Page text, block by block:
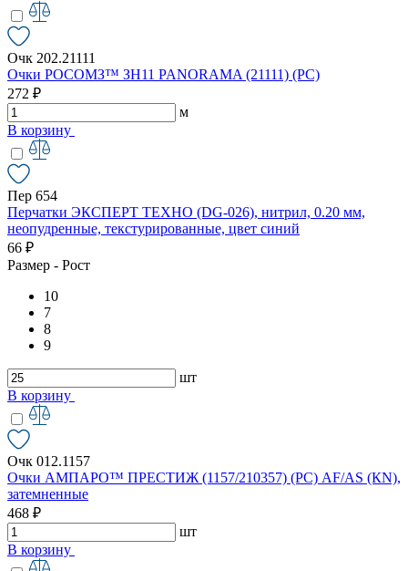
Очк 202.21111
Очки РОСОМЗ™ ЗН11 PANORAMA (21111) (РС)
272 ₽
м
В корзину
Пер 654
Перчатки ЭКСПЕРТ ТЕХНО (DG-026), нитрил, 0.20 мм,
неопудренные, текстурированные, цвет синий
66 ₽
Размер - Рост
10
7
8
9
шт
В корзину
Очк 012.1157
Очки АМПАРО™ ПРЕСТИЖ (1157/210357) (РС) AF/AS (КN),
затемненные
468 ₽
шт
В корзину